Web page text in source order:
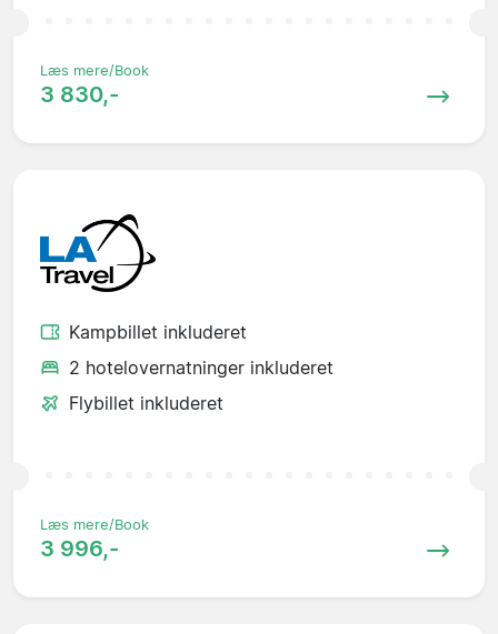
Læs mere/Book
3 830,-
Kampbillet inkluderet
2 hotelovernatninger inkluderet
Flybillet inkluderet
Læs mere/Book
3 996,-